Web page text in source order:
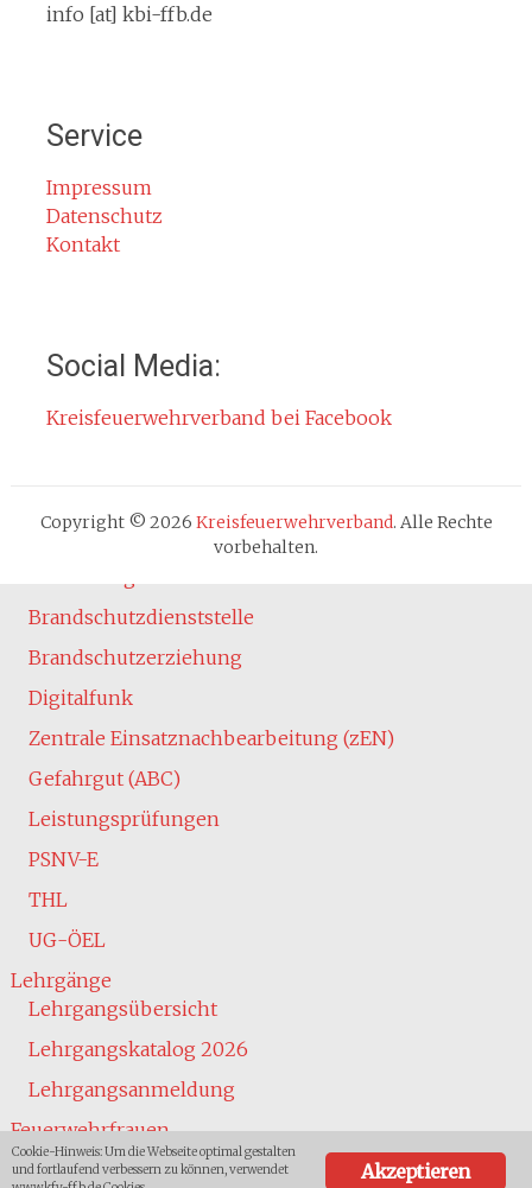
Rauchmelder
Rettungsgasse
Gefahr durch Kohlenmonoxid
Cookie-Hinweis
Atemschutz
Brandschutzdienststelle
Brandschutzerziehung
Digitalfunk
Zentrale Einsatznachbearbeitung (zEN)
Gefahrgut (ABC)
Leistungsprüfungen
PSNV-E
THL
UG-ÖEL
Lehrgänge
Lehrgangsübersicht
Lehrgangskatalog 2026
Lehrgangsanmeldung
Feuerwehrfrauen
Jugend
info [at] kbi-ffb.de
Service
Impressum
Datenschutz
Kontakt
Social Media:
Kreisfeuerwehrverband bei Facebook
Copyright © 2026 Kreisfeuerwehrverband. Alle Rechte
vorbehalten.
Akzeptieren
Cookie-Hinweis: Um die Webseite optimal gestalten
und fortlaufend verbessern zu können, verwendet